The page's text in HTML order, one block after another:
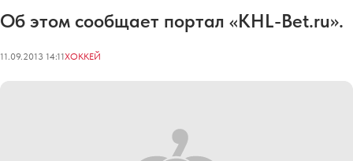
Об этом сообщает портал «KHL-Bet.ru».
11.09.2013 14:11ХОККЕЙ